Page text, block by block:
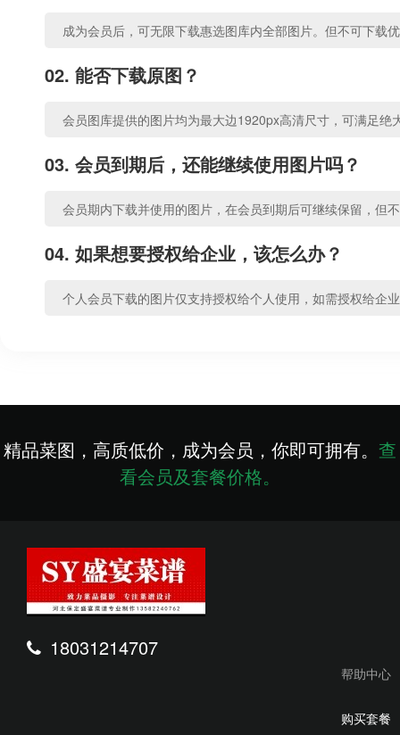
成为会员后，可无限下载惠选图库内全部图片。但不可下载
02. 能否下载原图？
会员图库提供的图片均为最大边1920px高清尺寸，可满足绝
03. 会员到期后，还能继续使用图片吗？
会员期内下载并使用的图片，在会员到期后可继续保留，但
04. 如果想要授权给企业，该怎么办？
个人会员下载的图片仅支持授权给个人使用，如需授权给企
精品菜图，高质低价，成为会员，你即可拥有。 查
看会员及套餐价格。
18031214707
帮助中心
购买套餐